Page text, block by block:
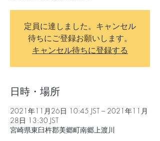
定員に達しました。キャンセル
待ちにご登録お願いします。
キャンセル待ちに登録する
日時・場所
2021年11月26日 10:45 JST – 2021年11月
28日 13:30 JST
宮崎県東臼杵郡美郷町南郷上渡川